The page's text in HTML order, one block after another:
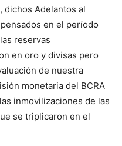
dichos Adelantos al
en el período
reservas
en oro y divisas pero
de nuestra
monetaria del BCRA
inmovilizaciones de las
se triplicaron en el